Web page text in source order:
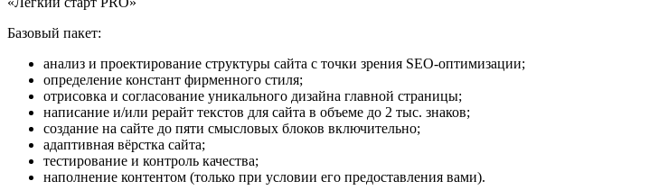
Базовый пакет:
анализ и проектирование структуры сайта с точки зрения SEO-оптимизации;
определение констант фирменного стиля;
отрисовка и согласование уникального дизайна главной страницы;
написание и/или рерайт текстов для сайта в объеме до 2 тыс. знаков;
создание на сайте до пяти смысловых блоков включительно;
адаптивная вёрстка сайта;
тестирование и контроль качества;
наполнение контентом (только при условии его предоставления вами).